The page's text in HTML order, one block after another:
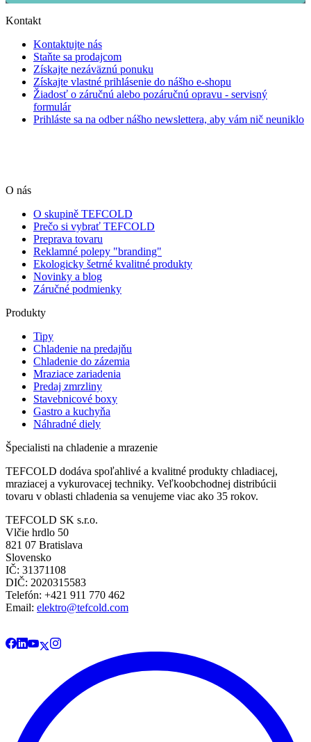
Kontakt
Kontaktujte nás
Staňte sa prodajcom
Získajte nezáväznú ponuku
Získajte vlastné prihlásenie do nášho e-shopu
Žiadosť o záručnú alebo pozáručnú opravu - servisný
formulár
Prihláste sa na odber nášho newslettera, aby vám nič neuniklo
O nás
O skupině TEFCOLD
Prečo si vybrať TEFCOLD
Preprava tovaru
Reklamné polepy "branding"
Ekologicky šetrné kvalitné produkty
Novinky a blog
Záručné podmienky
Produkty
Tipy
Chladenie na predajňu
Chladenie do zázemia
Mraziace zariadenia
Predaj zmrzliny
Stavebnicové boxy
Gastro a kuchyňa
Náhradné diely
Špecialisti na chladenie a mrazenie
TEFCOLD dodáva spoľahlivé a kvalitné produkty chladiacej,
mraziacej a vykurovacej techniky. Veľkoobchodnej distribúcii
tovaru v oblasti chladenia sa venujeme viac ako 35 rokov.
TEFCOLD SK s.r.o.
Vlčie hrdlo 50
821 07 Bratislava
Slovensko
IČ: 31371108
DIČ: 2020315583
Telefón: +421 911 770 462
Email: elektro@tefcold.com